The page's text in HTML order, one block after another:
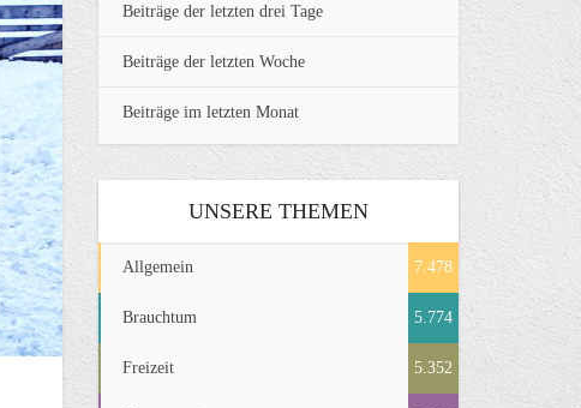
Beiträge der letzten drei Tage
Beiträge der letzten Woche
Beiträge im letzten Monat
UNSERE THEMEN
Allgemein 7.478
Brauchtum 5.774
Freizeit 5.352